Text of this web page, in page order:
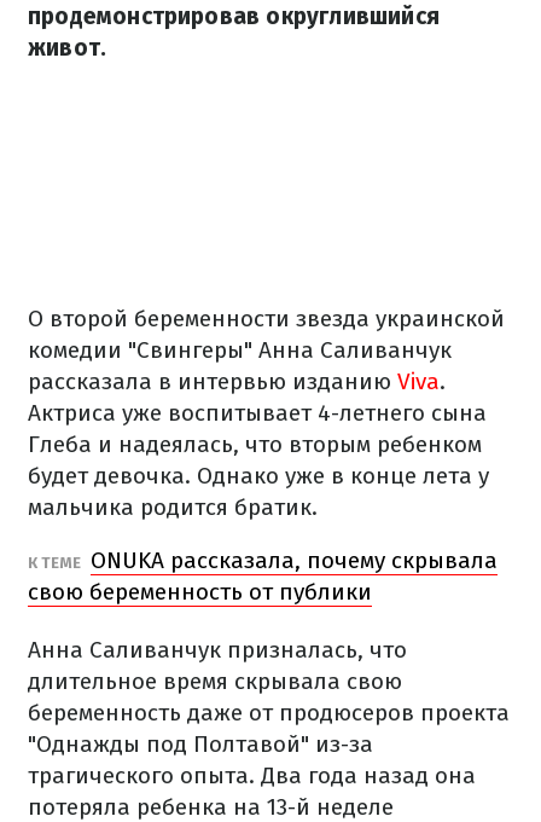
продемонстрировав округлившийся
живот.
О второй беременности звезда украинской
комедии "Свингеры" Анна Саливанчук
рассказала в интервью изданию Viva.
Актриса уже воспитывает 4-летнего сына
Глеба и надеялась, что вторым ребенком
будет девочка. Однако уже в конце лета у
мальчика родится братик.
К ТЕМЕ ONUKA рассказала, почему скрывала
свою беременность от публики
Анна Саливанчук призналась, что
длительное время скрывала свою
беременность даже от продюсеров проекта
"Однажды под Полтавой" из-за
трагического опыта. Два года назад она
потеряла ребенка на 13-й неделе